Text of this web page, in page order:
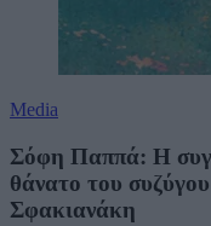
Media
Σόφη Παππά: Η
θάνατο του
Σφακιανάκη